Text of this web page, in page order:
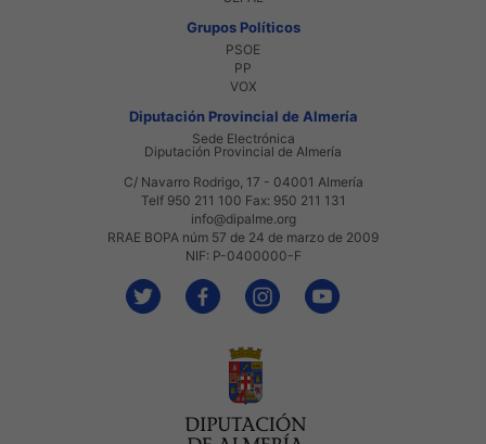
Grupos Políticos
PSOE
PP
VOX
Diputación Provincial de Almería
Sede Electrónica
Diputación Provincial de Almería
C/ Navarro Rodrigo, 17 - 04001 Almería
Telf 950 211 100 Fax: 950 211 131
info@dipalme.org
RRAE BOPA núm 57 de 24 de marzo de 2009
NIF: P-0400000-F